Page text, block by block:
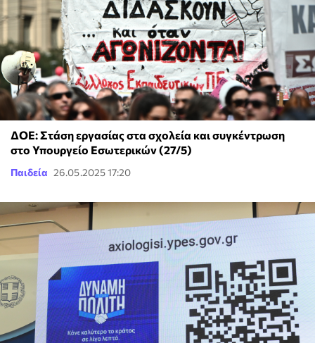
ΔΟΕ: Στάση εργασίας στα σχολεία και συγκέντρωση
στο Υπουργείο Εσωτερικών (27/5)
Παιδεία 26.05.2025 17:20